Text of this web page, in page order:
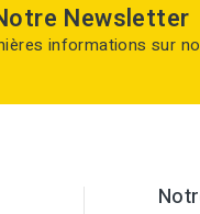
Newsletter
informations sur